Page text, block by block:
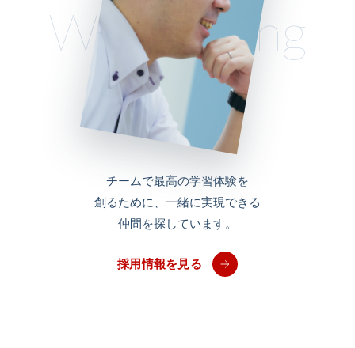
We’re Hiring
チームで最高の学習体験を
創るために、 一緒に実現できる
仲間を探しています。
採用情報を見る